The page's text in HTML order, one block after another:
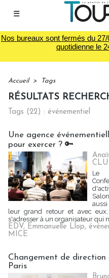
☰
Nos bureaux sont fermés du
quotidienne le
Accueil > Tags
RÉSULTATS
Tags (22) : événementiel
Une agence
pour exercer ? 🔑
Le
leur grand retour et avec
s'adresser à un organisateur qui
EDV, Emmanuelle Llop,
MICE
Changement de direction
Paris